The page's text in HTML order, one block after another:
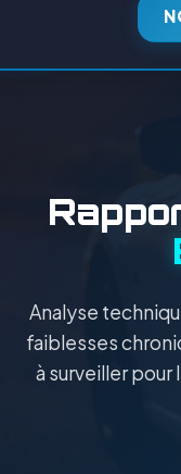
Analyse
faiblesses
à surveiller